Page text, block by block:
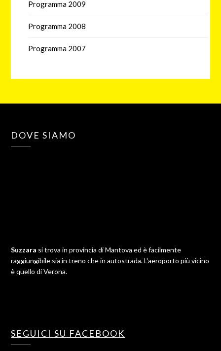
Programma 2009
Programma 2008
Programma 2007
DOVE SIAMO
Suzzara si trova in provincia di Mantova ed è facilmente
raggiungibile sia in treno che in autostrada. L'aeroporto più vicino
è quello di Verona.
SEGUICI SU FACEBOOK